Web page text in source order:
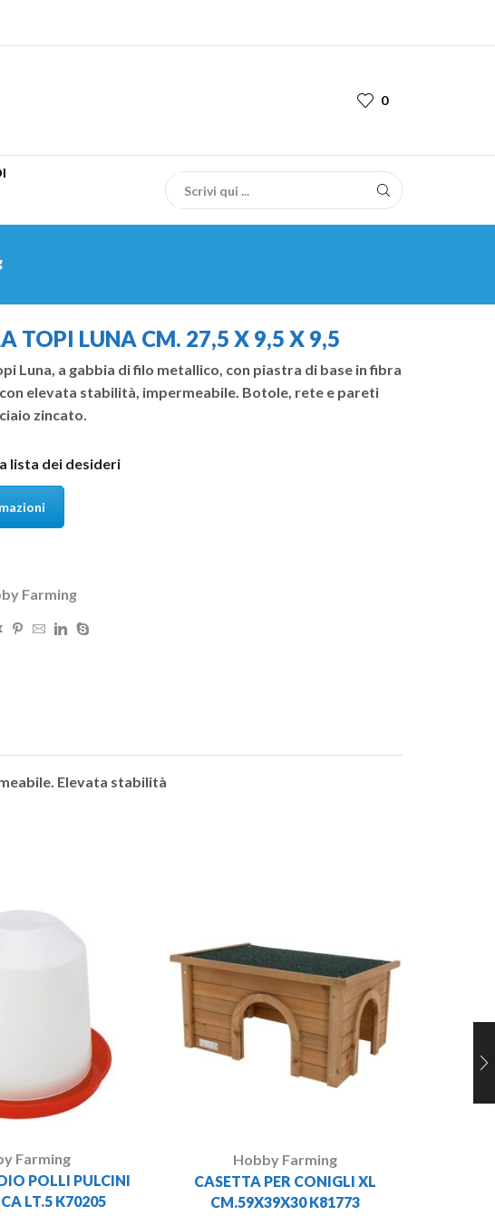
0
TOPI LUNA CM. 27,5 X 9,5 X 9,5
Luna, a gabbia di filo metallico, con piastra di base in fibra
elevata stabilità, impermeabile. Botole, rete e pareti
zincato.
lista dei desideri
Farming
Elevata stabilità
Farming
POLLI PULCINI
LT.5 K70205
Hobby Farming
CASETTA PER CONIGLI XL
CM.59X39X30 K81773